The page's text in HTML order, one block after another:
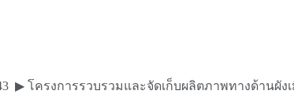
▶ โครงการรวบรวมและจัดเก็บผลิตภาพทางด้านผั